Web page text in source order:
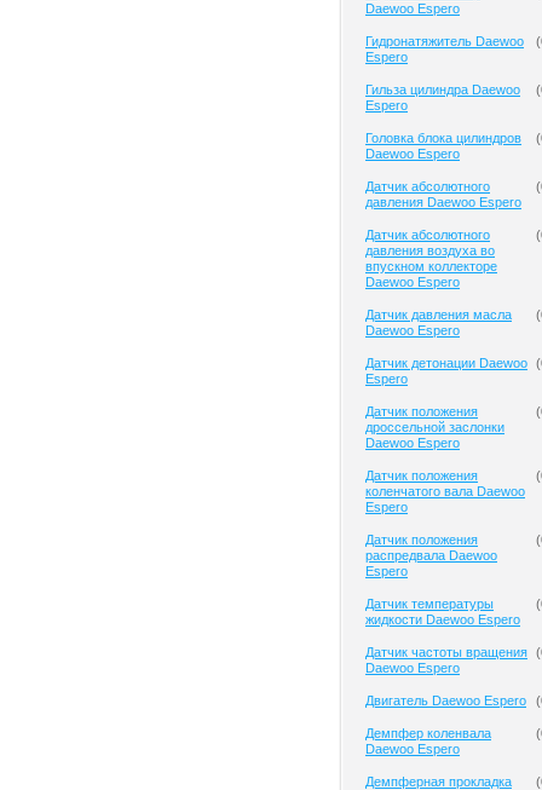
Daewoo Espero
Гидронатяжитель Daewoo
Espero
(
Гильза цилиндра Daewoo
Espero
(
Головка блока цилиндров
Daewoo Espero
(
Датчик абсолютного
давления Daewoo Espero
(
Датчик абсолютного
давления воздуха во
впускном коллекторе
Daewoo Espero
(
Датчик давления масла
Daewoo Espero
(
Датчик детонации Daewoo
Espero
(
Датчик положения
дроссельной заслонки
Daewoo Espero
(
Датчик положения
коленчатого вала Daewoo
Espero
(
Датчик положения
распредвала Daewoo
Espero
(
Датчик температуры
жидкости Daewoo Espero
(
Датчик частоты вращения
Daewoo Espero
(
Двигатель Daewoo Espero (
Демпфер коленвала
Daewoo Espero
(
Демпферная прокладка (